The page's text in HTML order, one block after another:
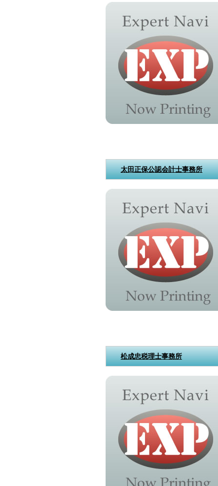
太田正保公認会計士事務所
松成忠税理士事務所